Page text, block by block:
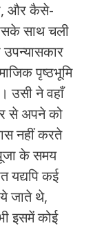
और कैसे-
साथ चली
पृष्‍ठभूमि
उसी ने वहाँ
से अपने को
नहीं करते
के समय
यद्यपि कई
जाते थे,
इसमें कोई